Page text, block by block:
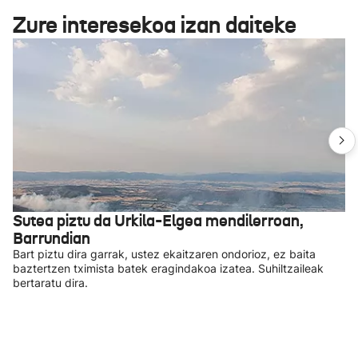
Zure interesekoa izan daiteke
Sutea piztu da Urkila-Elgea mendilerroan,
Barrundian
Bart piztu dira garrak, ustez ekaitzaren ondorioz, ez baita
baztertzen tximista batek eragindakoa izatea. Suhiltzaileak
bertaratu dira.